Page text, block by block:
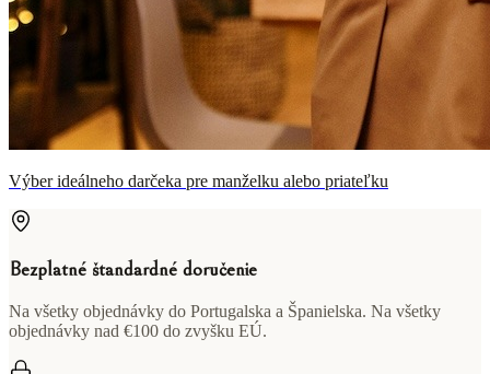
Výber ideálneho darčeka pre manželku alebo priateľku
Bezplatné štandardné doručenie
Na všetky objednávky do Portugalska a Španielska. Na všetky
objednávky nad €100 do zvyšku EÚ.